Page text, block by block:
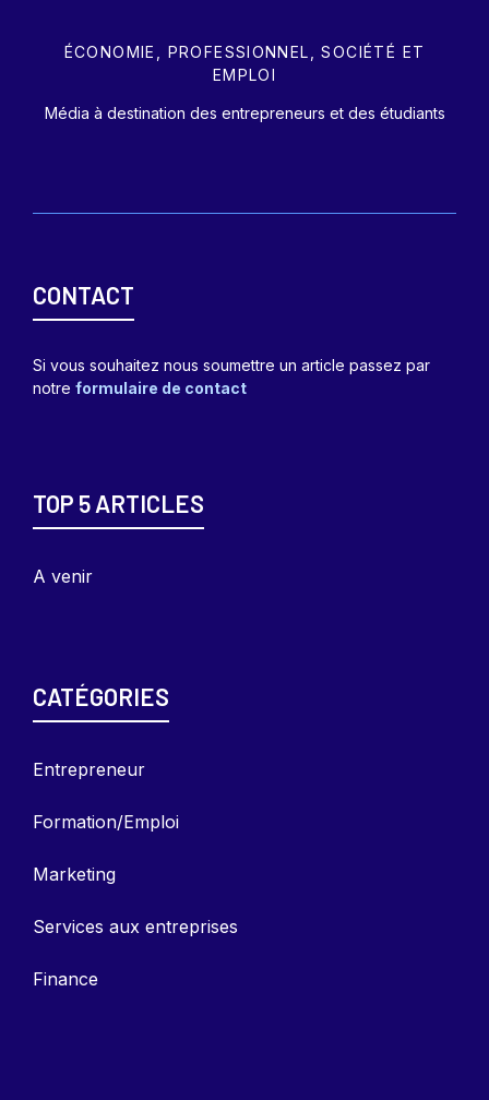
ÉCONOMIE, PROFESSIONNEL, SOCIÉTÉ ET
EMPLOI
Média à destination des entrepreneurs et des étudiants
CONTACT
Si vous souhaitez nous soumettre un article passez par
notre formulaire de contact
TOP 5 ARTICLES
A venir
CATÉGORIES
Entrepreneur
Formation/Emploi
Marketing
Services aux entreprises
Finance